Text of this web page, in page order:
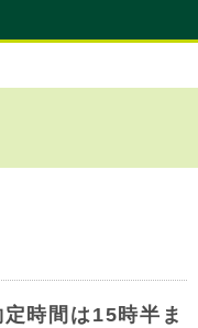
時間は15時半ま